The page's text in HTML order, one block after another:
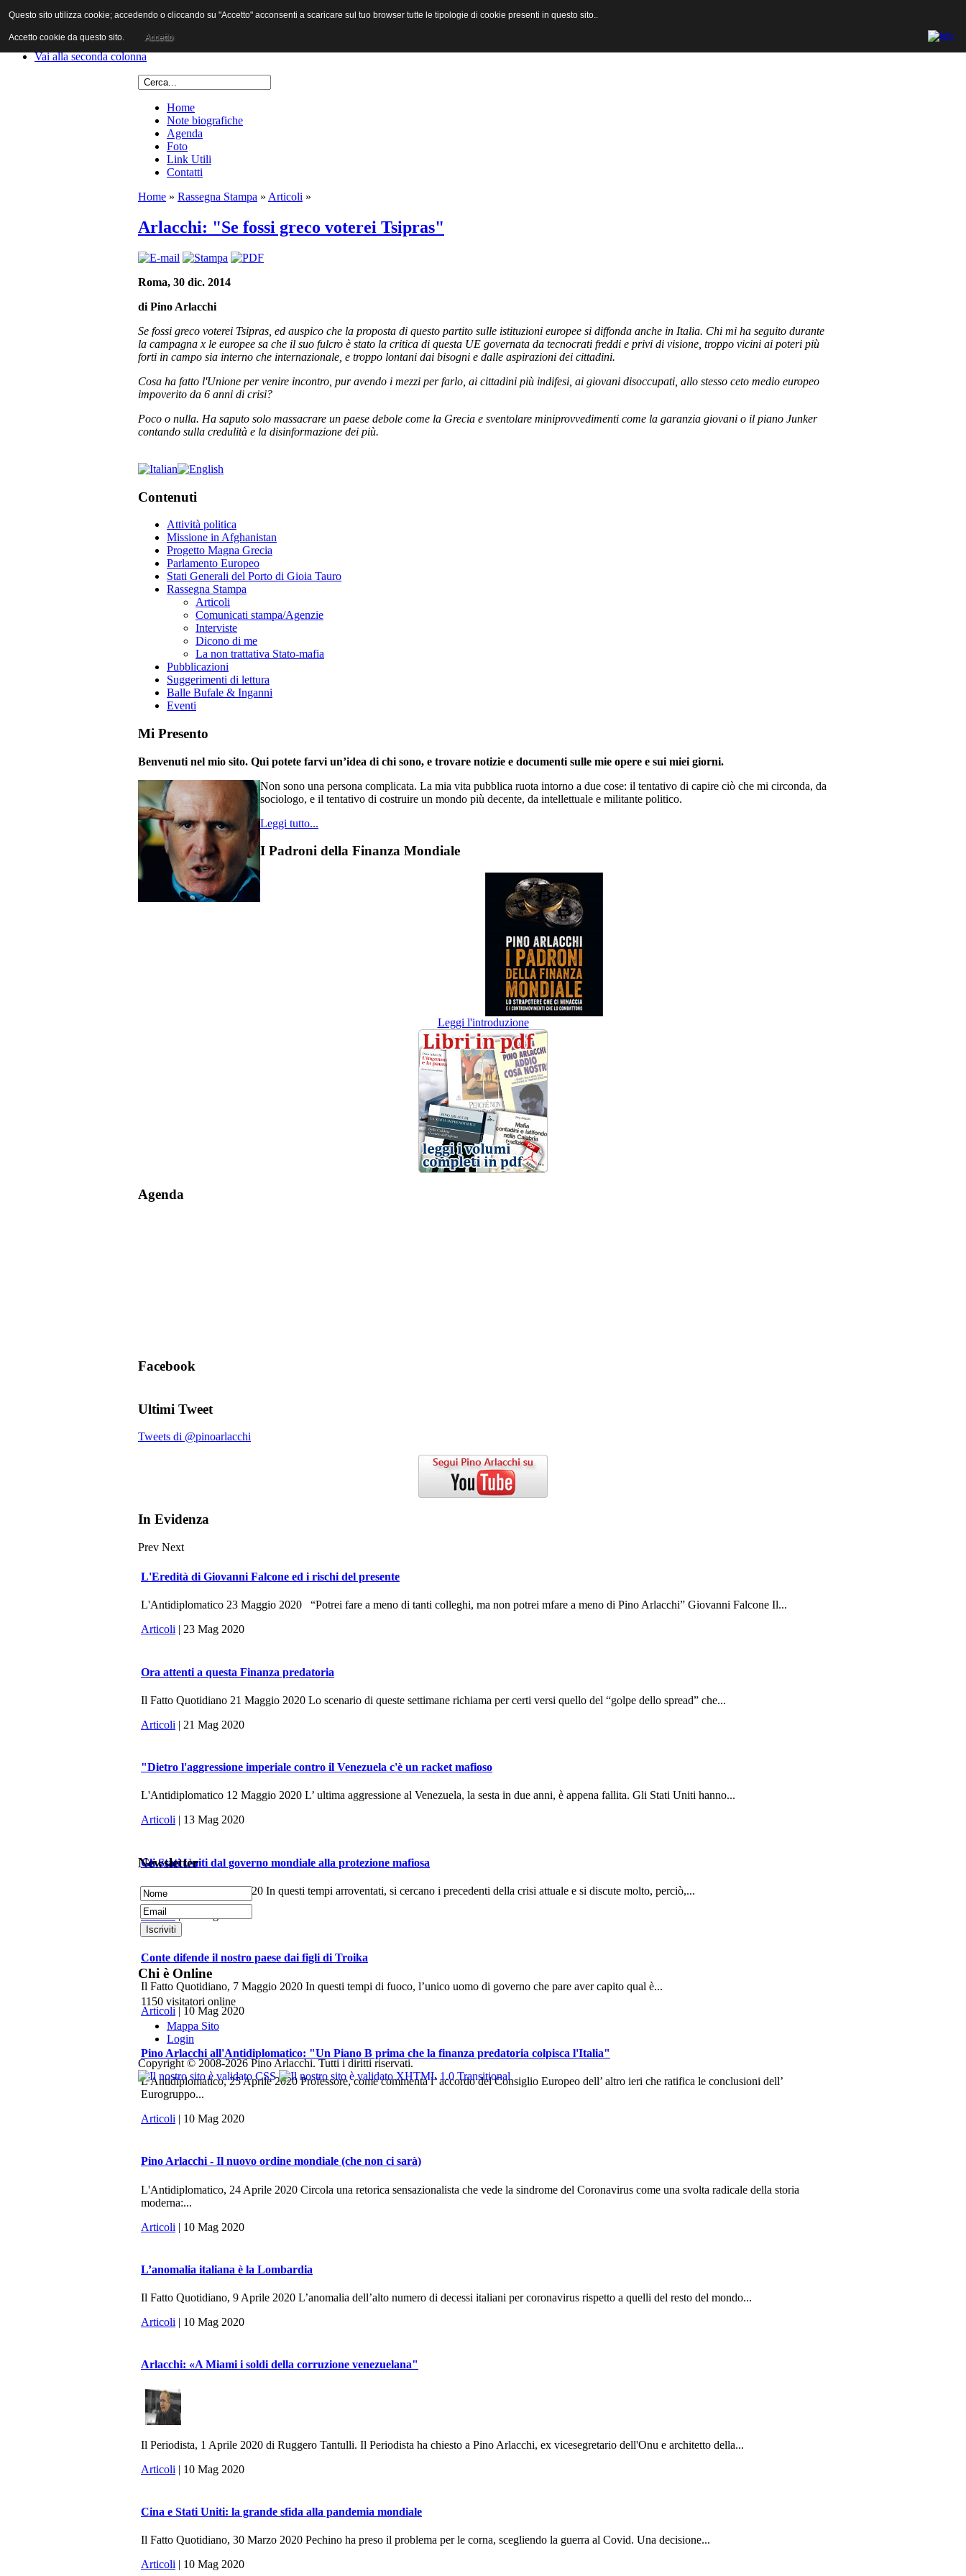
Vai al contenuto
Vai alla prima colonna
Vai alla seconda colonna
Home
Note biografiche
Agenda
Foto
Link Utili
Contatti
Home » Rassegna Stampa » Articoli »
Arlacchi: "Se fossi greco voterei Tsipras"
Roma, 30 dic. 2014
di Pino Arlacchi
Se fossi greco voterei Tsipras, ed auspico che la proposta di questo partito sulle istituzioni europee si diffonda anche in Italia. Chi mi ha seguito durante
la campagna x le europee sa che il suo fulcro è stato la critica di questa UE governata da tecnocrati freddi e privi di visione, troppo vicini ai poteri più
forti in campo sia interno che internazionale, e troppo lontani dai bisogni e dalle aspirazioni dei cittadini.
Cosa ha fatto l'Unione per venire incontro, pur avendo i mezzi per farlo, ai cittadini più indifesi, ai giovani disoccupati, allo stesso ceto medio europeo
impoverito da 6 anni di crisi?
Poco o nulla. Ha saputo solo massacrare un paese debole come la Grecia e sventolare miniprovvedimenti come la garanzia giovani o il piano Junker
contando sulla credulità e la disinformazione dei più.
Contenuti
Attività politica
Missione in Afghanistan
Progetto Magna Grecia
Parlamento Europeo
Stati Generali del Porto di Gioia Tauro
Rassegna Stampa
Articoli
Comunicati stampa/Agenzie
Interviste
Dicono di me
La non trattativa Stato-mafia
Pubblicazioni
Suggerimenti di lettura
Balle Bufale & Inganni
Eventi
Mi Presento
Benvenuti nel mio sito. Qui potete farvi un’idea di chi sono, e trovare notizie e documenti sulle mie opere e sui miei giorni.
Non sono una persona complicata. La mia vita pubblica ruota intorno a due cose: il tentativo di capire ciò che mi circonda, da
sociologo, e il tentativo di costruire un mondo più decente, da intellettuale e militante politico.
Leggi tutto...
I Padroni della Finanza Mondiale
Leggi l'introduzione
Agenda
Facebook
Ultimi Tweet
Tweets di @pinoarlacchi
In Evidenza
Prev Next
L'Eredità di Giovanni Falcone ed i rischi del presente
L'Antidiplomatico 23 Maggio 2020 “Potrei fare a meno di tanti colleghi, ma non potrei mfare a meno di Pino Arlacchi” Giovanni Falcone Il...
Articoli | 23 Mag 2020
Ora attenti a questa Finanza predatoria
Il Fatto Quotidiano 21 Maggio 2020 Lo scenario di queste settimane richiama per certi versi quello del “golpe dello spread” che...
Articoli | 21 Mag 2020
"Dietro l'aggressione imperiale contro il Venezuela c'è un racket mafioso
L'Antidiplomatico 12 Maggio 2020 L’ ultima aggressione al Venezuela, la sesta in due anni, è appena fallita. Gli Stati Uniti hanno...
Articoli | 13 Mag 2020
Gli Stati Uniti dal governo mondiale alla protezione mafiosa
La Fionda, 7 Maggio 2020 In questi tempi arroventati, si cercano i precedenti della crisi attuale e si discute molto, perciò,...
Articoli
Conte difende il nostro paese dai figli di Troika
Il Fatto Quotidiano, 7 Maggio 2020 In questi tempi di fuoco, l’unico uomo di governo che pare aver capito qual è...
Articoli | 10 Mag 2020
Pino Arlacchi all'Antidiplomatico: "Un Piano B prima che la finanza predatoria colpisca l'Italia"
L'Antidiplomatico, 25 Aprile 2020 Professore, come commenta l’ accordo del Consiglio Europeo dell’ altro ieri che ratifica le conclusioni dell’
Eurogruppo...
Articoli | 10 Mag 2020
Pino Arlacchi - Il nuovo ordine mondiale (che non ci sarà)
L'Antidiplomatico, 24 Aprile 2020 Circola una retorica sensazionalista che vede la sindrome del Coronavirus come una svolta radicale della storia
moderna:...
Articoli | 10 Mag 2020
L’anomalia italiana è la Lombardia
Il Fatto Quotidiano, 9 Aprile 2020 L’anomalia dell’alto numero di decessi italiani per coronavirus rispetto a quelli del resto del mondo...
Articoli | 10 Mag 2020
Arlacchi: «A Miami i soldi della corruzione venezuelana"
Il Periodista, 1 Aprile 2020 di Ruggero Tantulli. Il Periodista ha chiesto a Pino Arlacchi, ex vicesegretario dell'Onu e architetto della...
Articoli | 10 Mag 2020
Cina e Stati Uniti: la grande sfida alla pandemia mondiale
Il Fatto Quotidiano, 30 Marzo 2020 Pechino ha preso il problema per le corna, scegliendo la guerra al Covid. Una decisione...
Articoli | 10 Mag 2020
Newsletter
Chi è Online
1150 visitatori online
Mappa Sito
Login
Copyright © 2008-2026 Pino Arlacchi. Tutti i diritti riservati.
Questo sito utilizza cookie; accedendo o cliccando su "Accetto" acconsenti a scaricare sul tuo browser tutte le tipologie di cookie presenti in questo sito..
Accetto cookie da questo sito. Accetto